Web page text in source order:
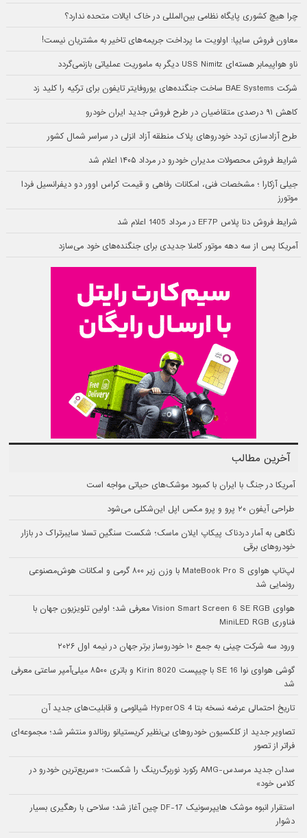
چرا هیچ کشوری پایگاه نظامی بین‌المللی در خاک ایالات متحده ندارد؟
معاون فروش سایپا: اولویت ما پرداخت جریمه‌های تاخیر به مشتریان نیست!
ناو هواپیمابر هسته‌ای USS Nimitz دیگر به ماموریت عملیاتی بازنمی‌گردد
شرکت BAE Systems ساخت جنگنده‌های یوروفایتر تایفون برای ترکیه را کلید زد
کاهش ۹۱ درصدی متقاضیان در طرح فروش جدید ایران خودرو
طرح آزادسازی تردد خودروهای پلاک منطقه آزاد انزلی در سراسر شمال کشور
شرایط فروش محصولات مدیران خودرو در مرداد ۱۴۰۵ اعلام شد
جیلی آزکارا ؛ مشخصات فنی، امکانات رفاهی و قیمت کراس اوور دو دیفرانسیل فردا
موتورز
شرایط فروش دنا پلاس EF7P در مرداد 1405 اعلام شد
آمریکا پس از سه دهه موتور کاملا جدیدی برای جنگنده‌های خود می‌سازد
آخرین مطالب
آمریکا در جنگ با ایران با کمبود موشک‌های حیاتی مواجه است
طراحی آیفون ۲۰ پرو و پرو مکس اپل این‌شکلی می‌شود
نگاهی به آمار دردناک پیکاپ ایلان ماسک؛ شکست سنگین تسلا سایبرتراک در بازار
خودروهای برقی
لپ‌تاپ هواوی MateBook Pro S با وزن زیر ۸۰۰ گرمی و امکانات هوش‌مصنوعی
رونمایی شد
هواوی Vision Smart Screen 6 SE RGB معرفی شد؛ اولین تلویزیون جهان با
فناوری MiniLED RGB
ورود سه شرکت چینی به جمع ۱۰ خودروساز برتر جهان در نیمه اول ۲۰۲۶
گوشی هواوی نوا 16 SE با چیپست Kirin 8020 و باتری ۸۵۰۰ میلی‌آمپر ساعتی معرفی
شد
تاریخ احتمالی عرضه نسخه بتا HyperOS 4 شیائومی و قابلیت‌های جدید آن
تصاویر جدید از کلکسیون خودروهای بی‌نظیر کریستیانو رونالدو منتشر شد؛ مجموعه‌ای
فراتر از تصور
سدان جدید مرسدس-AMG رکورد نوربرگ‌رینگ را شکست؛ «سریع‌ترین خودرو در
کلاس خود»
استقرار انبوه موشک هایپرسونیک DF-17 چین آغاز شد؛ سلاحی با رهگیری بسیار
دشوار